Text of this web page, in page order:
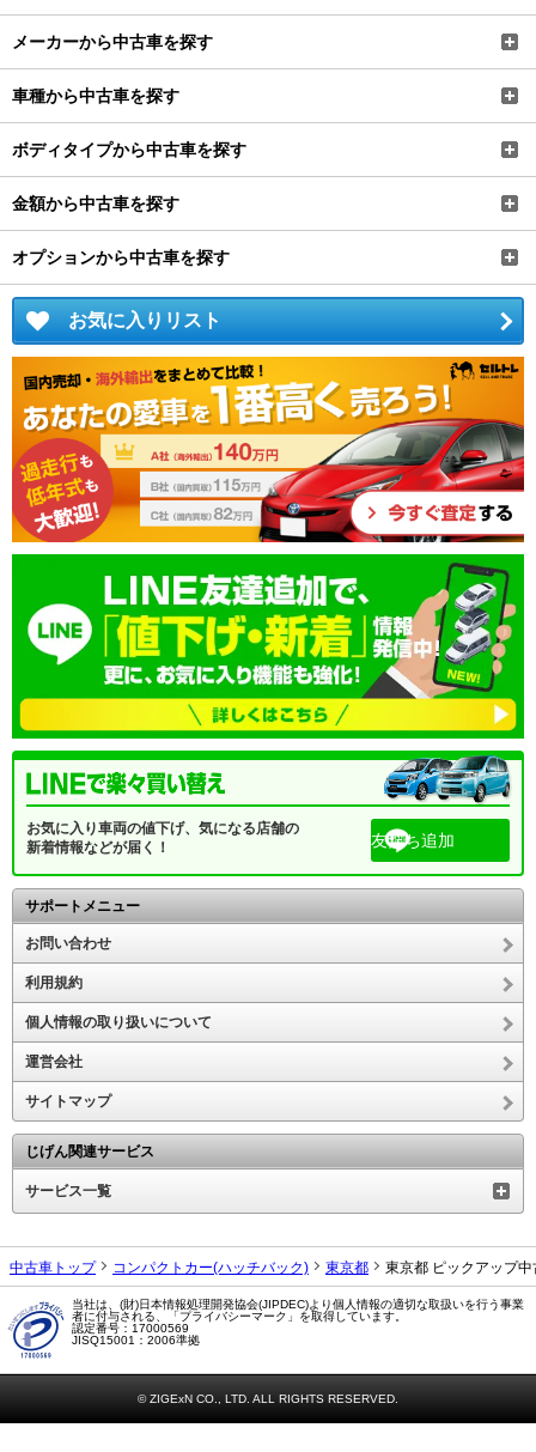
メーカーから中古車を探す
車種から中古車を探す
ボディタイプから中古車を探す
金額から中古車を探す
オプションから中古車を探す
お気に入りリスト
お気に入り車両の値下げ、気になる店舗の
新着情報などが届く！
友だち追加
サポートメニュー
お問い合わせ
利用規約
個人情報の取り扱いについて
運営会社
サイトマップ
じげん関連サービス
サービス一覧
中古車トップ コンパクトカー(ハッチバック) 東京都 東京都 ピックアップ
当社は、(財)日本情報処理開発協会(JIPDEC)より個人情報の適切な取扱いを行う事業
者に付与される、「プライバシーマーク」を取得しています。
認定番号：17000569
JISQ15001：2006準拠
© ZIGExN CO., LTD. ALL RIGHTS RESERVED.